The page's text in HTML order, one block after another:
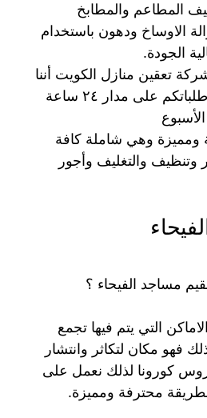
المطاعم والمطابخ
الاوساخ ودهون باستخدام
الجودة.
تعقين منازل الكويت أننا
جاهزون لتلبية طلباتكم على مدار ٢٤ ساعة
ومميزة وهي شاملة كافة
وتنظيف والتغليف وأجور
مساجد الفيحاء ؟
التي يتم فيها تجمع
فهو مكان لتكاثر وانتشار
كورونا لذلك نعمل على
محترفة ومميزة.